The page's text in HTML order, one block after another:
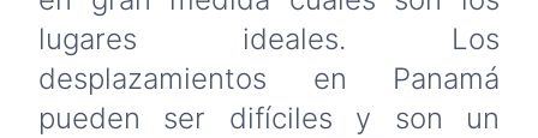
lugares ideales. Los
desplazamientos en Panamá
pueden ser difíciles y son un